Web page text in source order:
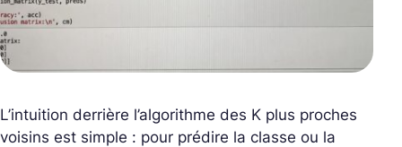
L’intuition derrière l’algorithme des K plus proches
voisins est simple : pour prédire la classe ou la